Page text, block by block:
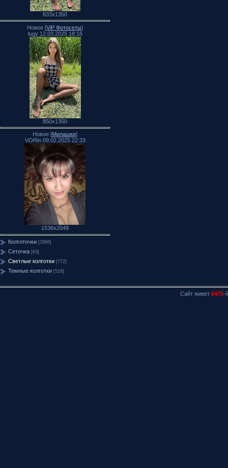
833x1350
Новое [ViP Фотосеты]
lugy 12.03.2025 18:16
850x1350
Новое [Милашки]
VORin 09.02.2025 22:33
1536x2048
Колготочки [2886]
Сеточка [63]
Светлые колготки [772]
Темные колготки [518]
Сайт живет 6475-